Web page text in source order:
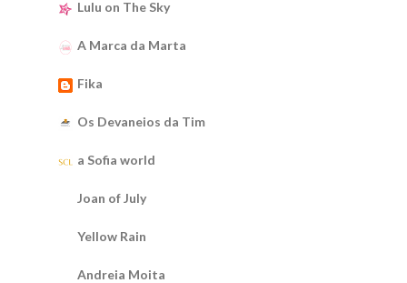
Lulu on The Sky
A Marca da Marta
Fika
Os Devaneios da Tim
a Sofia world
Joan of July
Yellow Rain
Andreia Moita